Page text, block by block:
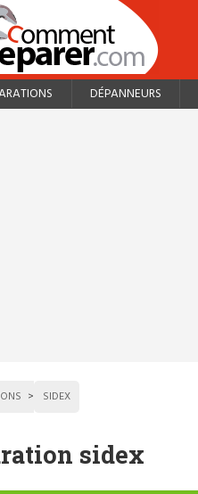
DÉPANNEURS
SIDEX
sidex